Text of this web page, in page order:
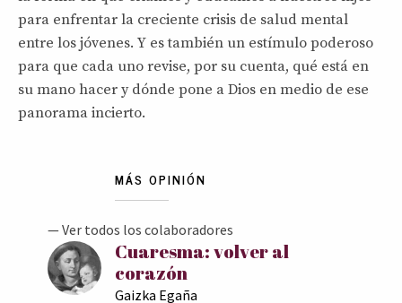
para enfrentar la creciente crisis de salud mental
entre los jóvenes. Y es también un estímulo poderoso
para que cada uno revise, por su cuenta, qué está en
su mano hacer y dónde pone a Dios en medio de ese
panorama incierto.
MÁS OPINIÓN
Cuaresma: volver al
corazón
Gaizka Egaña
— Ver todos los colaboradores